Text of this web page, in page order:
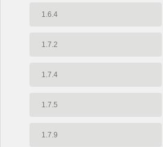
1.6.4
1.7.2
1.7.4
1.7.5
1.7.9